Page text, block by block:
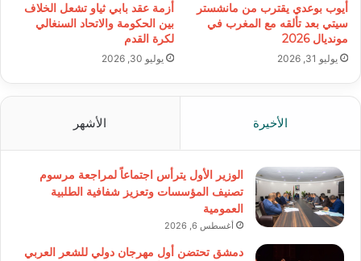
أيوب بوعدي يقترب من مانشستر
سيتي بعد تألقه مع المغرب في
مونديال 2026
يوليو 31, 2026
أزمة عقد بابي ثياو تشعل الخلاف
بين الحكومة والاتحاد السنغالي
لكرة القدم
يوليو 30, 2026
الأخيرة الأشهر
الوزير الأول يترأس اجتماعاً لمراجعة مرسوم
تصنيف المؤسسات وتعزيز شفافية الطلبية
العمومية
أغسطس 6, 2026
دمشق تحتضن أول مهرجان دولي للشعر العربي